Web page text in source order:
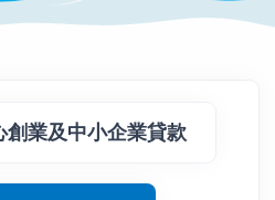
創業及中小企業貸款